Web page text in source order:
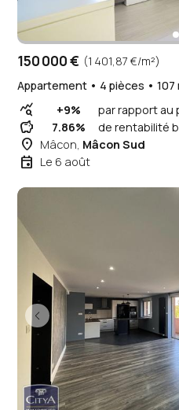
150 000 € (1 401,87 €/m²)
Appartement • 4 pièces • 107
query_stats +9% par rapport au
savings 7.86% de rentabilité
place Mâcon, Mâcon Sud
event Le 6 août